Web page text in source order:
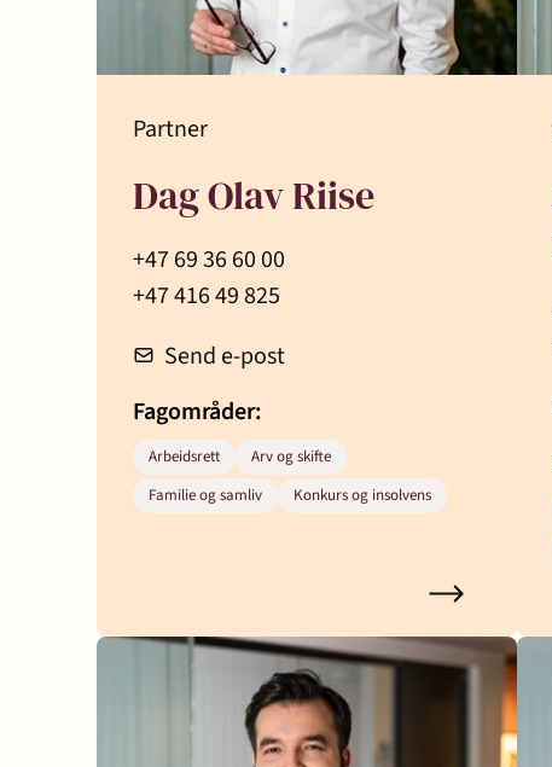
Partner
Dag Olav Riise
+47 69 36 60 00
+47 416 49 825
Send e-post
Fagområder:
Arbeidsrett
Arv og skifte
Familie og samliv
Konkurs og insolvens